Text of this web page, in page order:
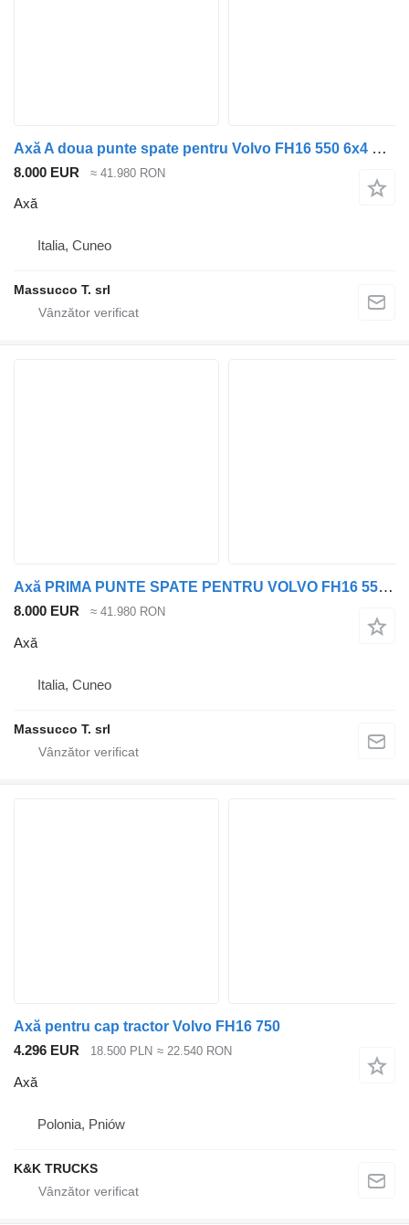
Axă A doua punte spate pentru Volvo FH16 550 6x4 pentru cap tractor Volvo FH16 550
8.000 EUR ≈ 41.980 RON
Axă
Italia, Cuneo
Massucco T. srl
Axă PRIMA PUNTE SPATE PENTRU VOLVO FH16 550 6x4 pentru cap tractor Volvo FH16 550 6x4
8.000 EUR ≈ 41.980 RON
Axă
Italia, Cuneo
Massucco T. srl
Axă pentru cap tractor Volvo FH16 750
4.296 EUR
18.500 PLN ≈ 22.540 RON
Axă
Polonia, Pniów
K&K TRUCKS